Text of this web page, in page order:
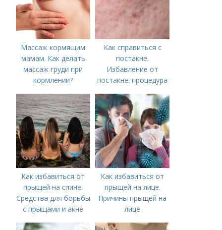
Массаж кормящим
мамам. Как делать
массаж груди при
кормлении?
Как справиться с
постакне.
Избавление от
постакне: процедура
Как избавиться от
прыщей на спине.
Средства для борьбы
с прыщами и акне
Как избавиться от
прыщей на лице.
Причины прыщей на
лице